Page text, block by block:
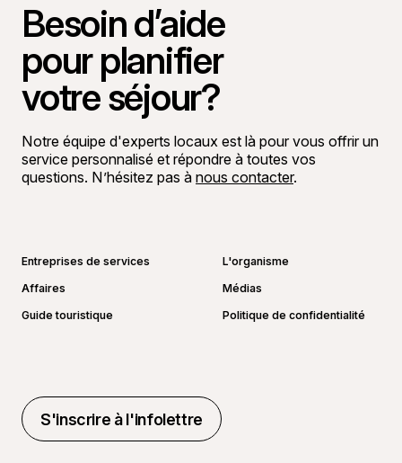
Besoin d’aide
pour planifier
votre séjour?
Notre équipe d'experts locaux est là pour vous offrir un
service personnalisé et répondre à toutes vos
questions. N’hésitez pas à nous contacter.
Entreprises de services
L'organisme
Affaires
Médias
Guide touristique
Politique de confidentialité
S'inscrire à l'infolettre
S'inscrire à l'infolettre